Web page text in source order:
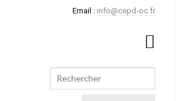
Email : info@cepd-oc.fr
Search